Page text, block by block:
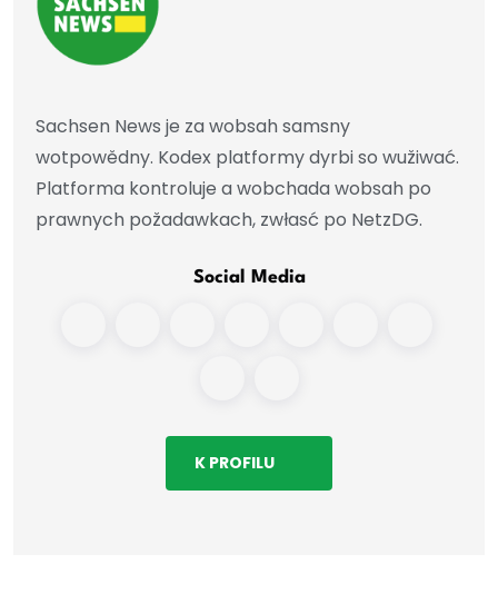
Sachsen News je za wobsah samsny
wotpowědny. Kodex platformy dyrbi so wužiwać.
Platforma kontroluje a wobchada wobsah po
prawnych požadawkach, zwłasć po NetzDG.
Social Media
K PROFILU